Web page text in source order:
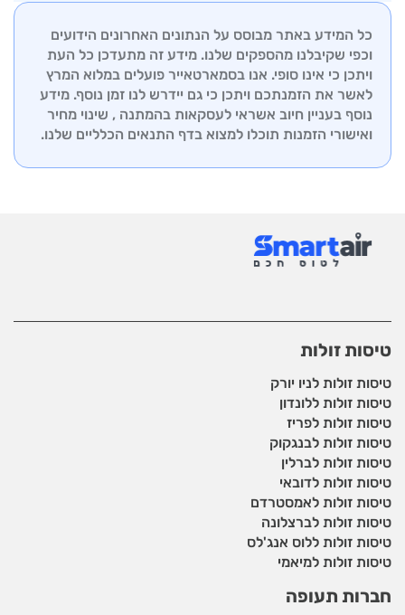
ההזמנה.
לצוץ, החל מבדיקת סטטוס טיסה ועד לשינויים ברגע
האחרון. אנו שואפים להבטיח לכם חווית טיסה חלקה
ורגועה, לכל יעד שתבחרו.
כל המידע באתר מבוסס על הנתונים האחרונים הידועים
וכפי שקיבלנו מהספקים שלנו. מידע זה מתעדכן כל העת
ויתכן כי אינו סופי. אנו בסמארטאייר פועלים במלוא המרץ
לאשר את הזמנתכם ויתכן כי גם יידרש לנו זמן נוסף. מידע
נוסף בעניין חיוב אשראי לעסקאות בהמתנה , שינוי מחיר
ואישורי הזמנות תוכלו למצוא בדף התנאים הכלליים שלנו.
טיסות זולות
טיסות זולות לניו יורק
טיסות זולות ללונדון
טיסות זולות לפריז
טיסות זולות לבנגקוק
טיסות זולות לברלין
טיסות זולות לדובאי
טיסות זולות לאמסטרדם
טיסות זולות לברצלונה
טיסות זולות ללוס אנג'לס
טיסות זולות למיאמי
חברות תעופה